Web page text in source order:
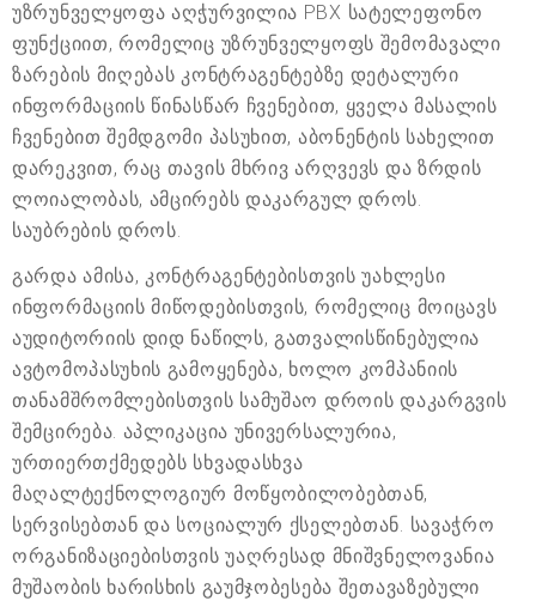
უზრუნველყოფა აღჭურვილია PBX სატელეფონო
ფუნქციით, რომელიც უზრუნველყოფს შემომავალი
ზარების მიღებას კონტრაგენტებზე დეტალური
ინფორმაციის წინასწარ ჩვენებით, ყველა მასალის
ჩვენებით შემდგომი პასუხით, აბონენტის სახელით
დარეკვით, რაც თავის მხრივ არღვევს და ზრდის
ლოიალობას, ამცირებს დაკარგულ დროს.
საუბრების დროს.
გარდა ამისა, კონტრაგენტებისთვის უახლესი
ინფორმაციის მიწოდებისთვის, რომელიც მოიცავს
აუდიტორიის დიდ ნაწილს, გათვალისწინებულია
ავტომოპასუხის გამოყენება, ხოლო კომპანიის
თანამშრომლებისთვის სამუშაო დროის დაკარგვის
შემცირება. აპლიკაცია უნივერსალურია,
ურთიერთქმედებს სხვადასხვა
მაღალტექნოლოგიურ მოწყობილობებთან,
სერვისებთან და სოციალურ ქსელებთან. სავაჭრო
ორგანიზაციებისთვის უაღრესად მნიშვნელოვანია
მუშაობის ხარისხის გაუმჯობესება შეთავაზებული